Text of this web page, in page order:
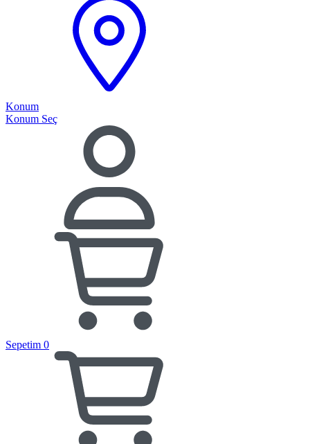
Konum
Konum Seç
Sepetim 0